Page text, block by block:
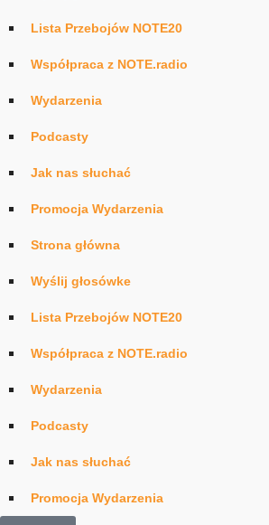
Lista Przebojów NOTE20
Współpraca z NOTE.radio
Wydarzenia
Podcasty
Jak nas słuchać
Promocja Wydarzenia
Strona główna
Wyślij głosówke
Lista Przebojów NOTE20
Współpraca z NOTE.radio
Wydarzenia
Podcasty
Jak nas słuchać
Promocja Wydarzenia